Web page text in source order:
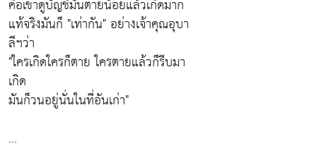
คือเขาดูบัญชีมันตายน้อยแล้วเกิดมาก
แท้จริงมันก็ "เท่ากัน" อย่างเจ้าคุณอุบา
ลีฯว่า
"ใครเกิดใครก็ตาย ใครตายแล้วก็รีบมา
เกิด
มันก็วนอยู่นั่นในที่อันเก่า"
...